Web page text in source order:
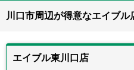
川口市周辺が得意なエイブル
エイブル東川口店